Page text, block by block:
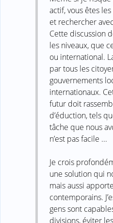
actif, vous êtes
et rechercher
Cette discussion
les niveaux, que
ou international.
par tous les
gouvernements
internationaux.
futur doit
d’éduction, tels
tâche que nous
n’est pas facile ...
Je crois
une solution qui
mais aussi
contemporains.
gens sont
divisions, éviter